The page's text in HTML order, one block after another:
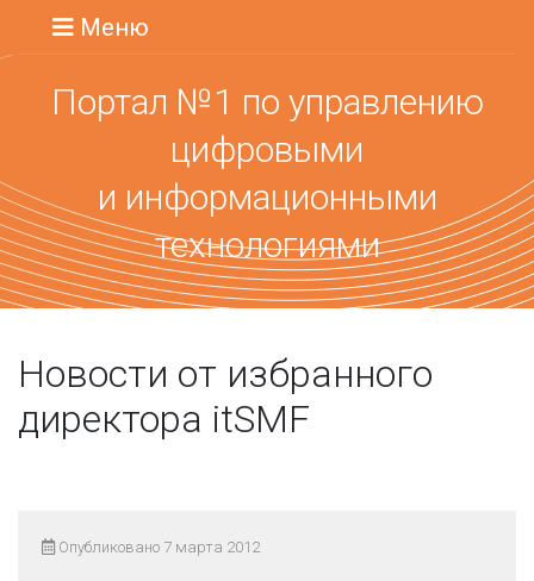
Меню
Портал №1 по управлению
цифровыми
и информационными
технологиями
Новости от избранного
директора itSMF
Опубликовано 7 марта 2012